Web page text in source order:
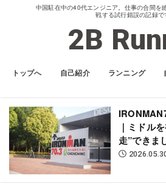
中国駐在中の40代エンジニア。仕事の合間を
戦する試行錯誤の記録で
2B
トップへ 自己紹介 ランニング
｜ミドル
走”できま